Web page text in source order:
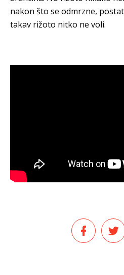
nakon što se odmrzne,
takav rižoto nitko ne voli.